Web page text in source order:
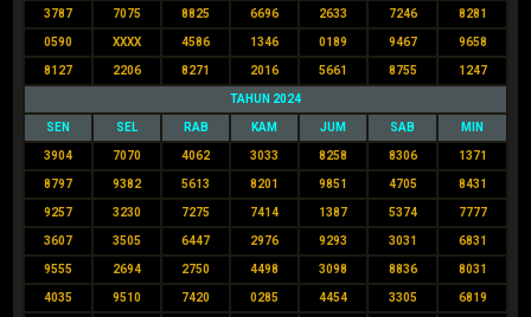
3787 7075 8825 6696 2633 7246 8281
0590 XXXX 4586 1346 0189 9467 9658
8127 2206 8271 2016 5661 8755 1247
TAHUN 2024
SEN SEL RAB KAM JUM SAB MIN
3904 7070 4062 3033 8258 8306 1371
8797 9382 5613 8201 9851 4705 8431
9257 3230 7275 7414 1387 5374 7777
3607 3505 6447 2976 9293 3031 6831
9555 2694 2750 4498 3098 8836 8031
4035 9510 7420 0285 4454 3305 6819